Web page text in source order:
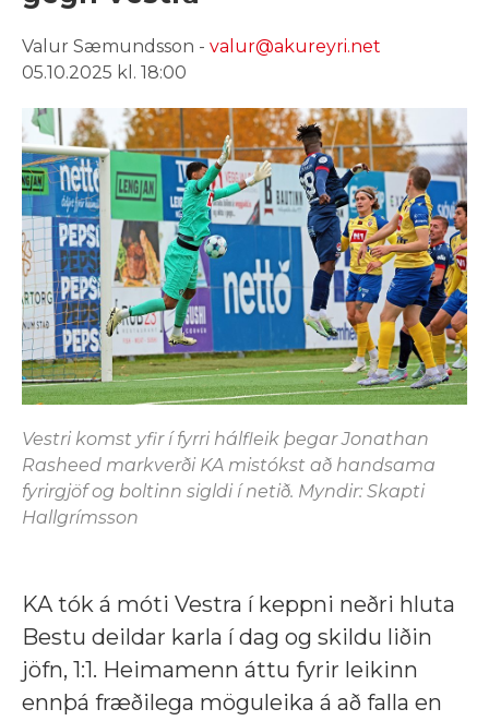
Valur Sæmundsson - valur@akureyri.net
05.10.2025 kl. 18:00
Vestri komst yfir í fyrri hálfleik þegar Jonathan
Rasheed markverði KA mistókst að handsama
fyrirgjöf og boltinn sigldi í netið. Myndir: Skapti
Hallgrímsson
KA tók á móti Vestra í keppni neðri hluta
Bestu deildar karla í dag og skildu liðin
jöfn, 1:1. Heimamenn áttu fyrir leikinn
ennþá fræðilega möguleika á að falla en